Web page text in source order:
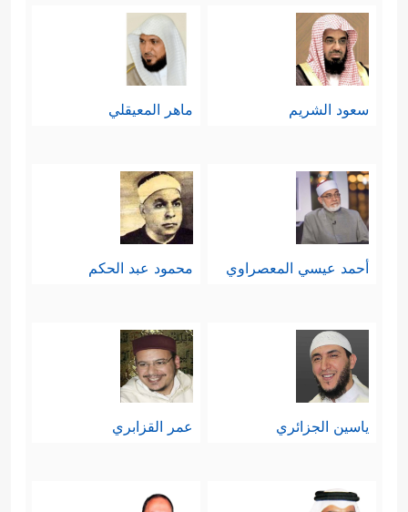
سعود الشريم ماهر المعيقلي
أحمد عيسي المعصراوي محمود عبد الحكم
ياسين الجزائري عمر القزابري